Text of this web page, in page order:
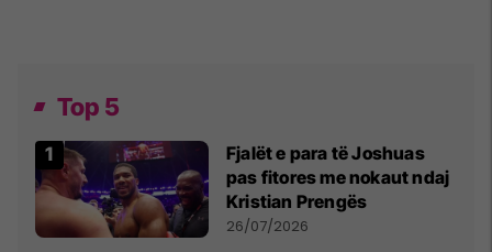
Top 5
Fjalët e para të Joshuas
pas fitores me nokaut ndaj
Kristian Prengës
26/07/2026